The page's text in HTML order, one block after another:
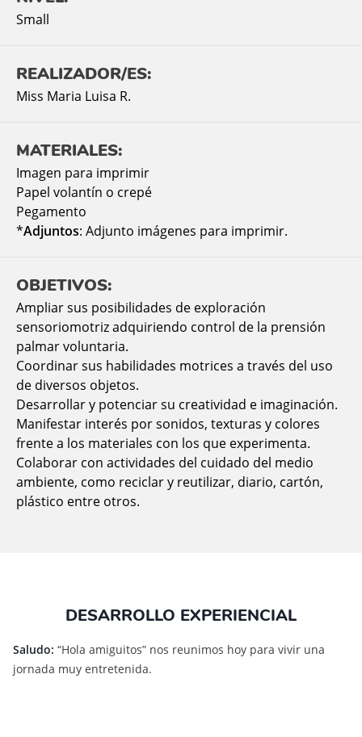
Small
REALIZADOR/ES:
Miss Maria Luisa R.
MATERIALES:
Imagen para imprimir
Papel volantín o crepé
Pegamento
*Adjuntos: Adjunto imágenes para imprimir.
OBJETIVOS:
Ampliar sus posibilidades de exploración
sensoriomotriz adquiriendo control de la prensión
palmar voluntaria.
Coordinar sus habilidades motrices a través del uso
de diversos objetos.
Desarrollar y potenciar su creatividad e imaginación.
Manifestar interés por sonidos, texturas y colores
frente a los materiales con los que experimenta.
Colaborar con actividades del cuidado del medio
ambiente, como reciclar y reutilizar, diario, cartón,
plástico entre otros.
DESARROLLO EXPERIENCIAL
Saludo: “Hola amiguitos” nos reunimos hoy para vivir una
jornada muy entretenida.